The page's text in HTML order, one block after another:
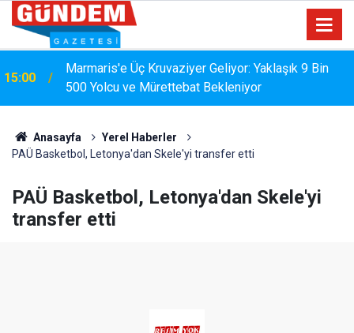
15:00
Marmaris'e Üç Kruvaziyer Geliyor: Yaklaşık 9 Bin
500 Yolcu ve Mürettebat Bekleniyor
14:17
MARMARİS'TE DERELERDE TEMİZLİK
SEFERBERLİĞİ
Anasayfa
Yerel Haberler
PAÜ Basketbol, Letonya'dan Skele'yi transfer etti
PAÜ Basketbol, Letonya'dan Skele'yi
transfer etti